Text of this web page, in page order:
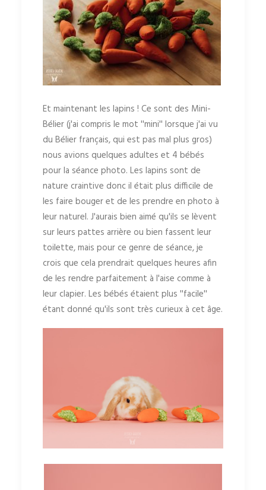
Et maintenant les lapins ! Ce sont des Mini-
Bélier (j'ai compris le mot ''mini'' lorsque j'ai vu
du Bélier français, qui est pas mal plus gros)
nous avions quelques adultes et 4 bébés
pour la séance photo. Les lapins sont de
nature craintive donc il était plus difficile de
les faire bouger et de les prendre en photo à
leur naturel. J'aurais bien aimé qu'ils se lèvent
sur leurs pattes arrière ou bien fassent leur
toilette, mais pour ce genre de séance, je
crois que cela prendrait quelques heures afin
de les rendre parfaitement à l'aise comme à
leur clapier. Les bébés étaient plus ''facile''
étant donné qu'ils sont très curieux à cet âge.